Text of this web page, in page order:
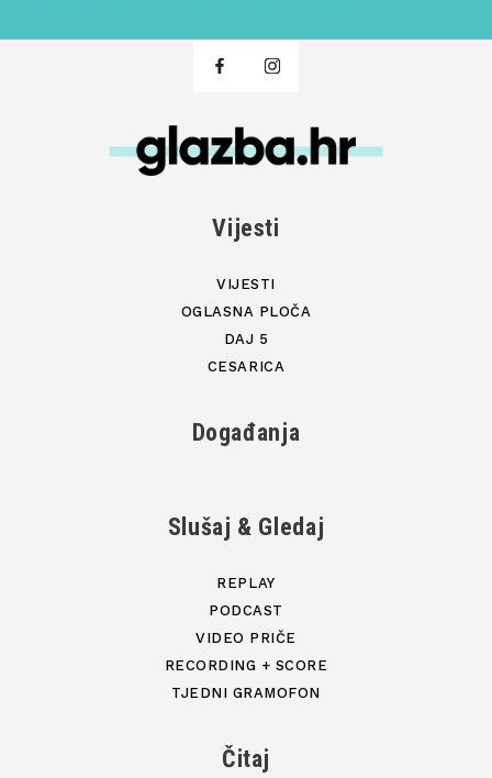
Vijesti
VIJESTI
OGLASNA PLOČA
DAJ 5
CESARICA
Događanja
Slušaj & Gledaj
REPLAY
PODCAST
VIDEO PRIČE
RECORDING + SCORE
TJEDNI GRAMOFON
Čitaj